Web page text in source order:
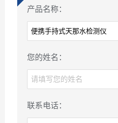
产品名称：
您的姓名：
联系电话：